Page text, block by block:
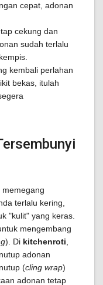
cepat, adonan
cekung dan
sudah terlalu
kembali perlahan
bekas, itulah
memegang
terlalu kering,
"kulit" yang keras.
mengembang
). Di kitchenroti
adonan
(cling wrap)
adonan tetap